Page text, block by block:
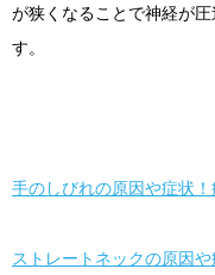
が狭くなることで神経が
す。
手のしびれの原因や症状
ストレートネックの原因